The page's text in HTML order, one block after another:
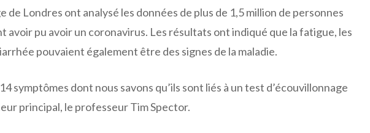
de Londres ont analysé les données de plus de 1,5 million de personnes
avoir pu avoir un coronavirus. Les résultats ont indiqué que la fatigue, les
pouvaient également être des signes de la maladie.
symptômes dont nous savons qu’ils sont liés à un test d’écouvillonnage
principal, le professeur Tim Spector.